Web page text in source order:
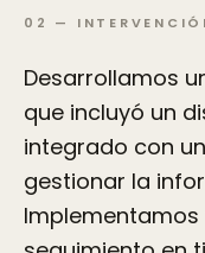
02 —
Desarrollamos
que incluyó un
integrado con
gestionar la